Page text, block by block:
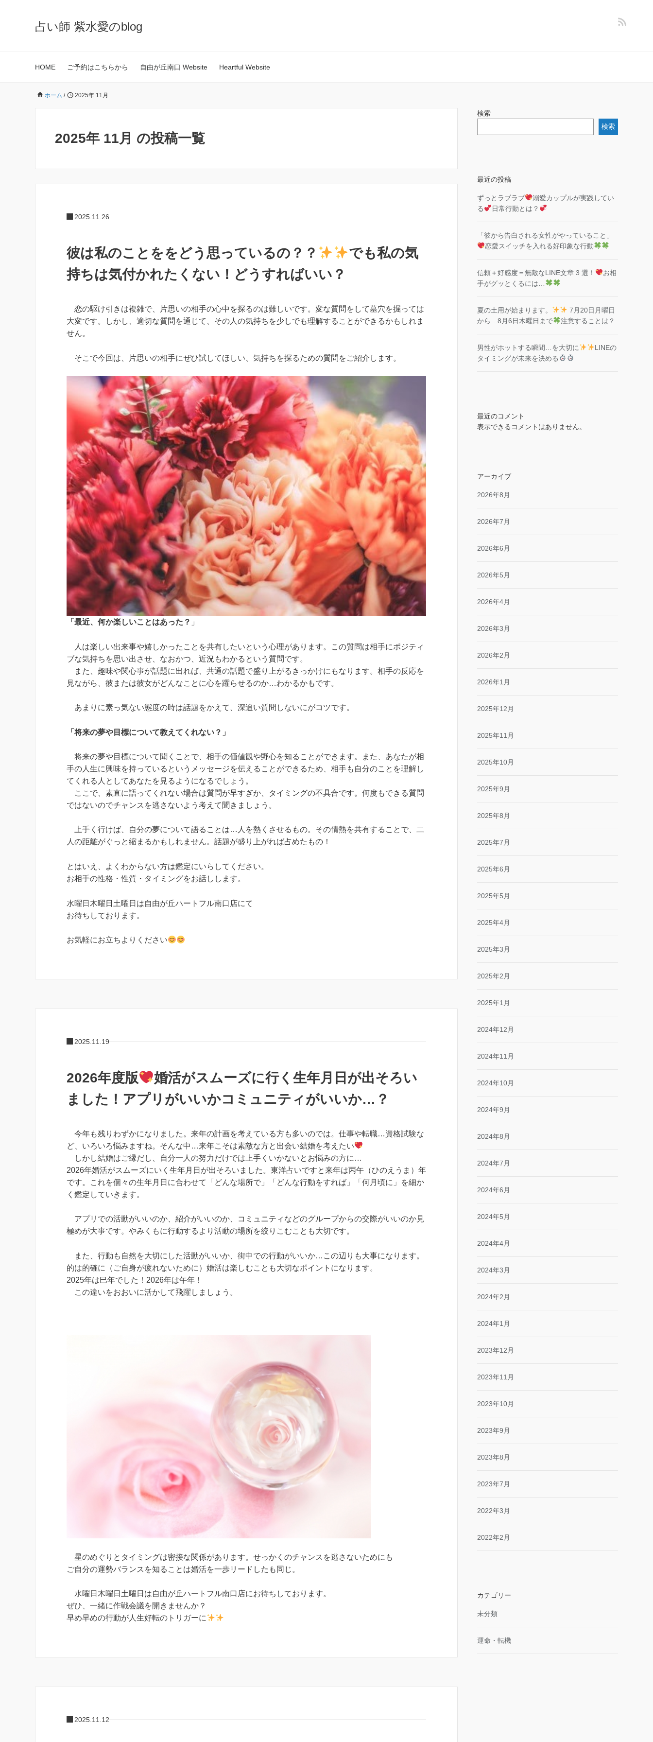
占い師 紫水愛のblog
HOME ご予約はこちらから 自由が丘南口 Website Heartful Website
ホーム / 2025年 11月
2025年 11月 の投稿一覧
2025.11.26
彼は私のことををどう思っているの？？
でも私の気
持ちは気付かれたくない！どうすればいい？
恋の駆け引きは複雑で、片思いの相手の心中を探るのは難しいです。変な質問をして墓穴を掘っては
大変です。しかし、適切な質問を通じて、その人の気持ちを少しでも理解することができるかもしれま
せん。
そこで今回は、片思いの相手にぜひ試してほしい、気持ちを探るための質問をご紹介します。
「最近、何か楽しいことはあった？ 」
人は楽しい出来事や嬉しかったことを共有したいという心理があります。この質問は相手にポジティ
ブな気持ちを思い出させ、なおかつ、近況もわかるという質問です。
また、趣味や関心事が話題に出れば、共通の話題で盛り上がるきっかけにもなります。相手の反応を
見ながら、彼または彼女がどんなことに心を躍らせるのか…わかるかもです。
あまりに素っ気ない態度の時は話題をかえて、深追い質問しないにがコツです。
「将来の夢や目標について教えてくれない？」
将来の夢や目標について聞くことで、相手の価値観や野心を知ることができます。また、あなたが相
手の人生に興味を持っているというメッセージを伝えることができるため、相手も自分のことを理解し
てくれる人としてあなたを見るようになるでしょう。
ここで、素直に語ってくれない場合は質問が早すぎか、タイミングの不具合です。何度もできる質問
ではないのでチャンスを逃さないよう考えて聞きましょう。
上手く行けば、自分の夢について語ることは…人を熱くさせるもの。その情熱を共有することで、二
人の距離がぐっと縮まるかもしれません。話題が盛り上がれば占めたもの！
とはいえ、よくわからない方は鑑定にいらしてください。
お相手の性格・性質・タイミングをお話しします。
水曜日木曜日土曜日は自由が丘ハートフル南口店にて
お待ちしております。
お気軽にお立ちよりください
2025.11.19
2026年度版
婚活がスムーズに行く生年月日が出そろい
ました！アプリがいいかコミュニティがいいか…？
今年も残りわずかになりました。来年の計画を考えている方も多いのでは。仕事や転職…資格試験な
ど、いろいろ悩みますね。そんな中…来年こそは素敵な方と出会い結婚を考えたい
しかし結婚はご縁だし、自分一人の努力だけでは上手くいかないとお悩みの方に…
2026年婚活がスムーズにいく生年月日が出そろいました。東洋占いですと来年は丙午（ひのえうま）年
です。これを個々の生年月日に合わせて「どんな場所で」「どんな行動をすれば」「何月頃に」を細か
く鑑定していきます。
アプリでの活動がいいのか、紹介がいいのか、コミュニティなどのグループからの交際がいいのか見
極めが大事です。やみくもに行動するより活動の場所を絞りこむことも大切です。
また、行動も自然を大切にした活動がいいか、街中での行動がいいか…この辺りも大事になります。
的は的確に（ご自身が疲れないために）婚活は楽しむことも大切なポイントになります。
2025年は巳年でした！2026年は午年！
この違いをおおいに活かして飛躍しましょう。
星のめぐりとタイミングは密接な関係があります。せっかくのチャンスを逃さないためにも
ご自分の運勢バランスを知ることは婚活を一歩リードしたも同じ。
水曜日木曜日土曜日は自由が丘ハートフル南口店にお待ちしております。
ぜひ、一緒に作戦会議を開きませんか？
早め早めの行動が人生好転のトリガーに
2025.11.12
検索
検索
最近の投稿
ずっとラブラブ
溺愛カップルが実践してい
る
日常行動とは？
「彼から告白される女性がやっていること」
恋愛スイッチを入れる好印象な行動
信頼＋好感度＝無敵なLINE文章 3 選！
お相
手がグッとくるには…
夏の土用が始まります。
7月20日月曜日
から…8月6日木曜日まで
注意することは？
男性がホットする瞬間…を大切に
LINEの
タイミングが未来を決める
最近のコメント
表示できるコメントはありません。
アーカイブ
2026年8月
2026年7月
2026年6月
2026年5月
2026年4月
2026年3月
2026年2月
2026年1月
2025年12月
2025年11月
2025年10月
2025年9月
2025年8月
2025年7月
2025年6月
2025年5月
2025年4月
2025年3月
2025年2月
2025年1月
2024年12月
2024年11月
2024年10月
2024年9月
2024年8月
2024年7月
2024年6月
2024年5月
2024年4月
2024年3月
2024年2月
2024年1月
2023年12月
2023年11月
2023年10月
2023年9月
2023年8月
2023年7月
2022年3月
2022年2月
カテゴリー
未分類
運命・転機